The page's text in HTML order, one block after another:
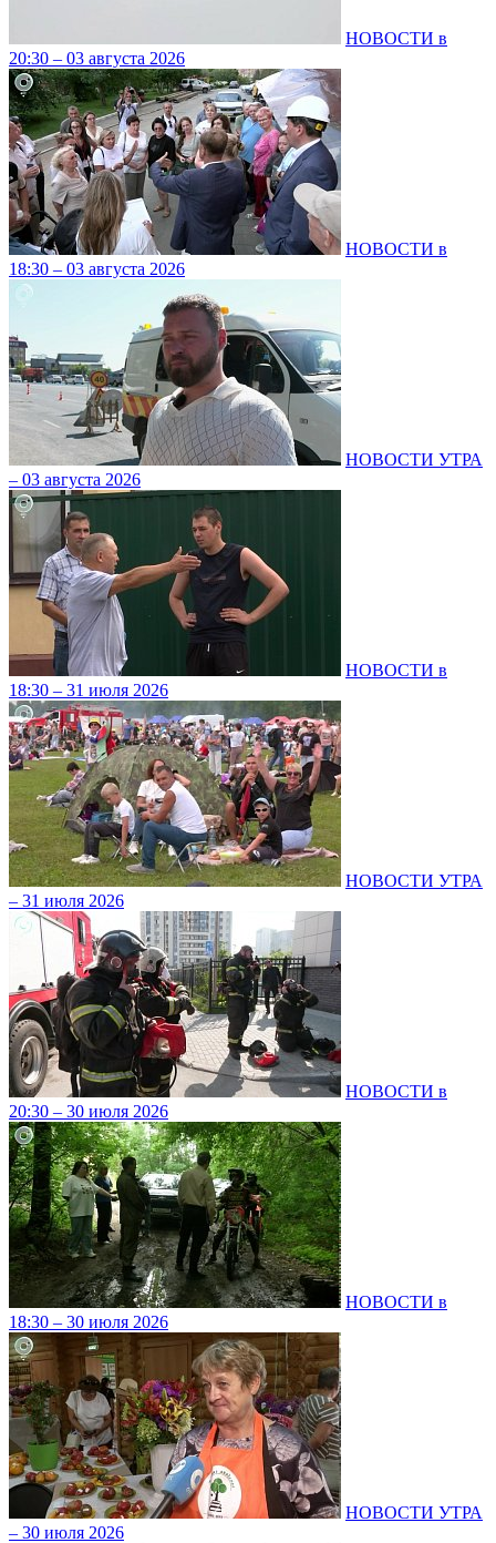
НОВОСТИ в
20:30 – 03 августа 2026
НОВОСТИ в
18:30 – 03 августа 2026
НОВОСТИ УТРА
– 03 августа 2026
НОВОСТИ в
18:30 – 31 июля 2026
НОВОСТИ УТРА
– 31 июля 2026
НОВОСТИ в
20:30 – 30 июля 2026
НОВОСТИ в
18:30 – 30 июля 2026
НОВОСТИ УТРА
– 30 июля 2026